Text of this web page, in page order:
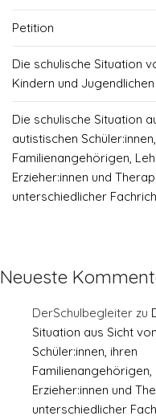
Petition
Die schulische Situation
Kindern und Jugendlichen
Die schulische Situation
autistischen
Familienangehörigen,
Erzieher:innen und
unterschiedlicher
Neueste
DerSchulbegleiter zu
Situation aus Sicht
Schüler:innen, ihren
Familienangehörigen,
Erzieher:innen und
unterschiedlicher